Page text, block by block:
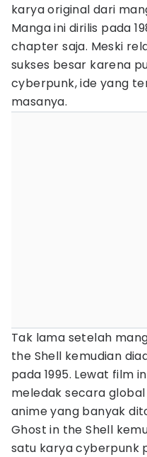
karya original dari
Manga ini dirilis pada
chapter saja. Meski
sukses besar karena
cyberpunk, ide yang
masanya.
Tak lama setelah
the Shell kemudian
pada 1995. Lewat film
meledak secara
anime yang banyak
Ghost in the Shell
satu karya cyberpunk